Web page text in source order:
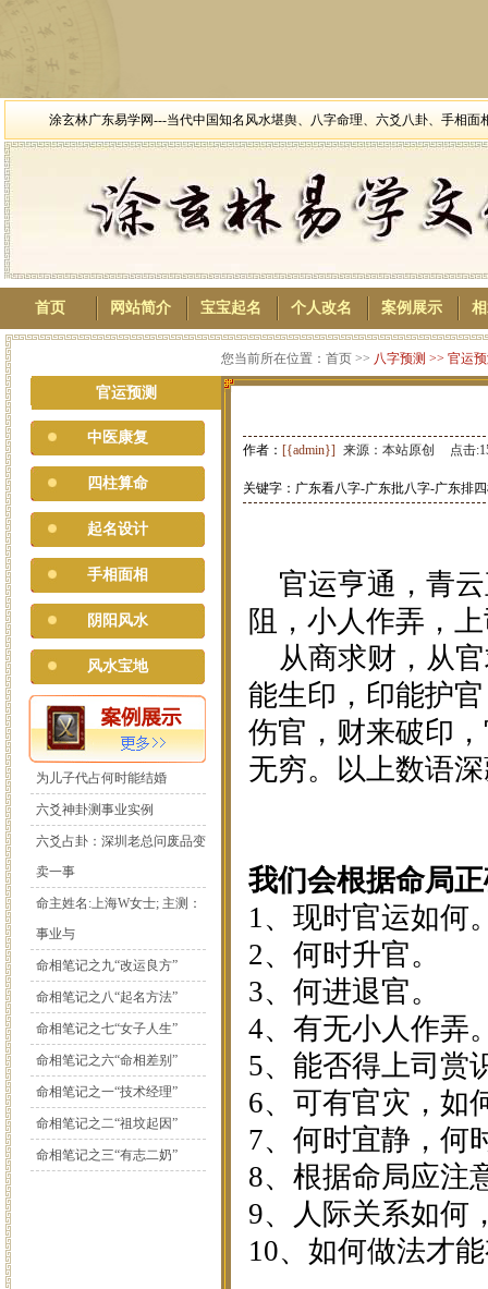
涂玄林广东易学网---当代中国知名风水堪舆、八字命理、六爻八卦、手相
首页 网站简介 宝宝起名 个人改名 案例展示
官运预测
中医康复
四柱算命
起名设计
手相面相
阴阳风水
风水宝地
为儿子代占何时能结婚
六爻神卦测事业实例
六爻占卦：深圳老总问废品变
卖一事
命主姓名:上海W女士; 主测：
事业与
命相笔记之九“改运良方”
命相笔记之八“起名方法”
命相笔记之七“女子人生”
命相笔记之六“命相差别”
命相笔记之一“技术经理”
命相笔记之二“祖坟起因”
命相笔记之三“有志二奶”
您当前所在位置：首页 >> 八字预测 >> 官运
作者： [{admin}] 来源：本站原创 点击
关键字：广东看八字-广东批八字-广东排
官运亨通，青云
阻，小人作弄，
从商求财，从官
能生印，印能护
伤官，财来破印
无穷。以上数语
我们会根据命局
1、现时官运如何
2、何时升官。
3、何进退官。
4、有无小人作弄
5、能否得上司赏
6、可有官灾，如
7、何时宜静，何
8、根据命局应注
9、人际关系如何
10、如何做法才